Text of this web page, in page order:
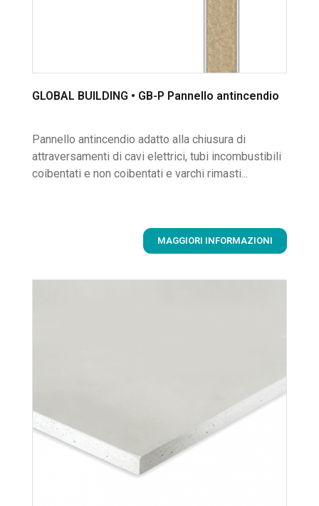
GLOBAL BUILDING • GB-P Pannello antincendio
Pannello antincendio adatto alla chiusura di
attraversamenti di cavi elettrici, tubi incombustibili
coibentati e non coibentati e varchi rimasti...
MAGGIORI INFORMAZIONI